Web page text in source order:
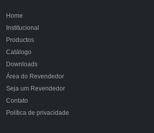
Home
Institucional
Productos
Catálogo
Downloads
Área do Revendedor
Seja um Revendedor
Contato
Política de privacidade